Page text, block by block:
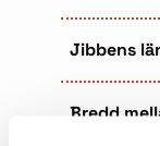
Jibbens
Bredd